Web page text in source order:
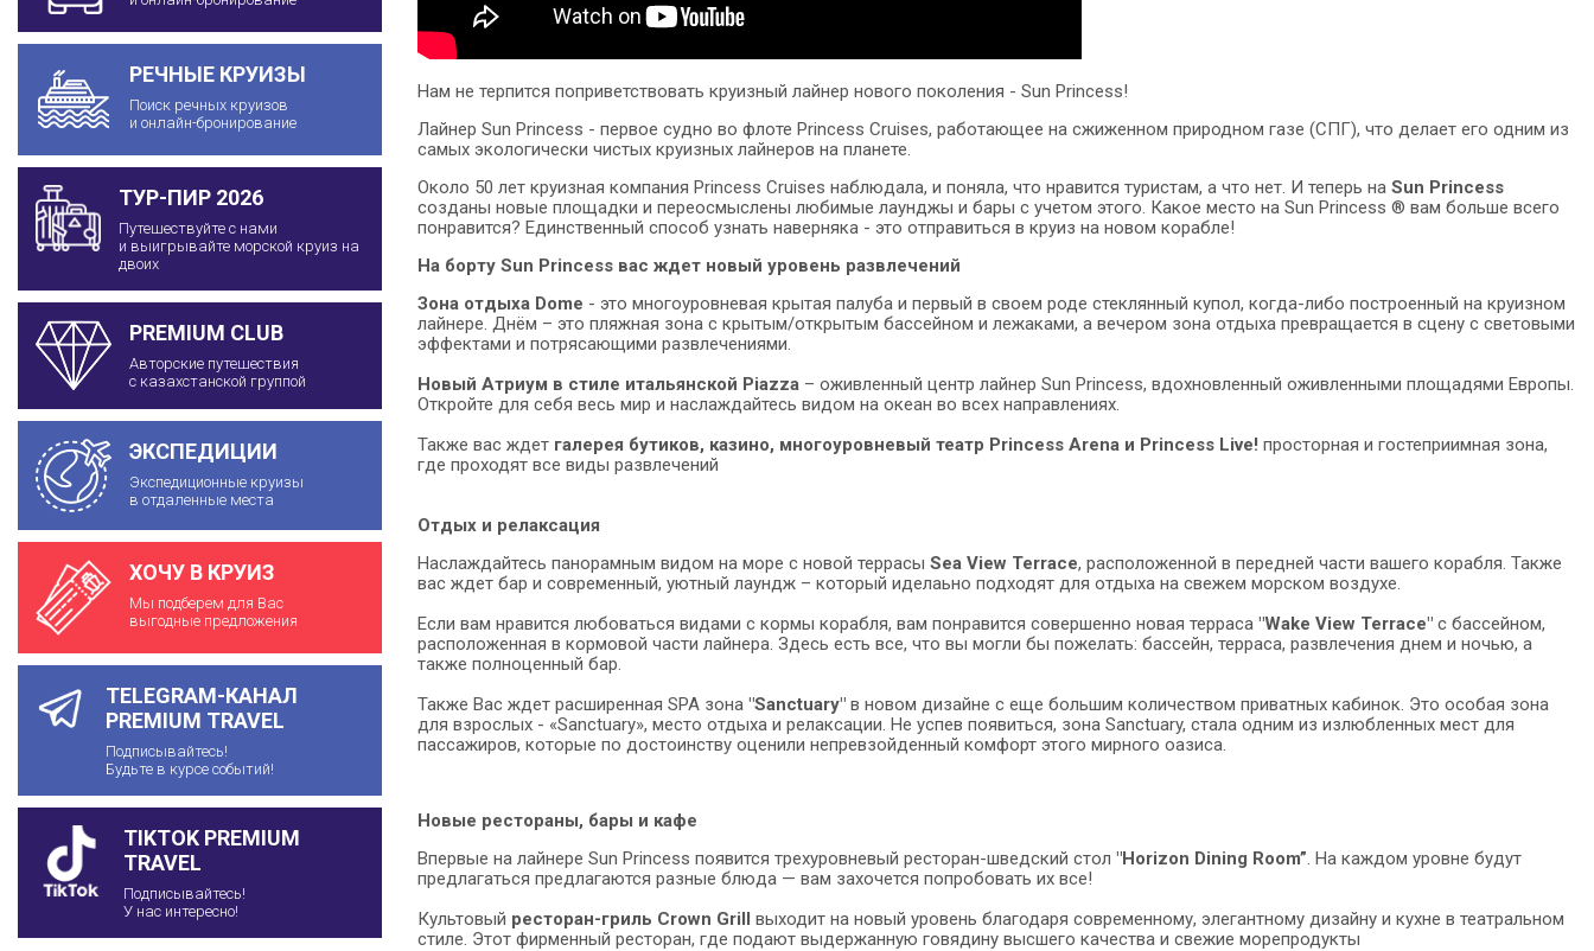
РЕЧНЫЕ КРУИЗЫ
Поиск речных круизов
и онлайн-бронирование
ТУР-ПИР 2026
Путешествуйте с нами
и выигрывайте морской круиз на
двоих
PREMIUM CLUB
Авторские путешествия
с казахстанской группой
ЭКСПЕДИЦИИ
Экспедиционные круизы
в отдаленные места
ХОЧУ В КРУИЗ
Мы подберем для Вас
выгодные предложения
TELEGRAM-КАНАЛ
PREMIUM TRAVEL
Подписывайтесь!
Будьте в курсе событий!
TIKTOK PREMIUM
TRAVEL
Подписывайтесь!
У нас интересно!
Нам не терпится поприветствовать круизный лайнер нового поколения - Sun Princess!
Лайнер Sun Princess - первое судно во флоте Princess Cruises, работающее на сжиженном природном газе (СПГ), что делает его одним из
самых экологически чистых круизных лайнеров на планете.
Около 50 лет круизная компания Princess Cruises наблюдала, и поняла, что нравится туристам, а что нет. И теперь на Sun Princess
созданы новые площадки и переосмыслены любимые лаунджы и бары с учетом этого. Какое место на Sun Princess ® вам больше всего
понравится? Единственный способ узнать наверняка - это отправиться в круиз на новом корабле!
На борту Sun Princess вас ждет новый уровень развлечений
Зона отдыха Dome - это многоуровневая крытая палуба и первый в своем роде стеклянный купол, когда-либо построенный на круизном
лайнере. Днём – это пляжная зона с крытым/открытым бассейном и лежаками, а вечером зона отдыха превращается в сцену с световыми
эффектами и потрясающими развлечениями.
Новый Атриум в стиле итальянской Piazza – оживленный центр лайнер Sun Princess, вдохновленный оживленными площадями Европы.
Откройте для себя весь мир и наслаждайтесь видом на океан во всех направлениях.
Также вас ждет галерея бутиков, казино, многоуровневый театр Princess Arena и Princess Live! просторная и гостеприимная зона,
где проходят все виды развлечений
Отдых и релаксация
Наслаждайтесь панорамным видом на море с новой террасы Sea View Terrace, расположенной в передней части вашего корабля. Также
вас ждет бар и современный, уютный лаундж – который иделаьно подходят для отдыха на свежем морском воздухе.
Если вам нравится любоваться видами с кормы корабля, вам понравится совершенно новая терраса "Wake View Terrace" с бассейном,
расположенная в кормовой части лайнера. Здесь есть все, что вы могли бы пожелать: бассейн, терраса, развлечения днем и ночью, а
также полноценный бар.
Также Вас ждет расширенная SPA зона "Sanctuary" в новом дизайне с еще большим количеством приватных кабинок. Это особая зона
для взрослых - «Sanctuary», место отдыха и релаксации. Не успев появиться, зона Sanctuary, стала одним из излюбленных мест для
пассажиров, которые по достоинству оценили непревзойденный комфорт этого мирного оазиса.
Новые рестораны, бары и кафе
Впервые на лайнере Sun Princess появится трехуровневый ресторан-шведский стол "Horizon Dining Room”. На каждом уровне будут
предлагаться предлагаются разные блюда — вам захочется попробовать их все!
Культовый ресторан-гриль Crown Grill выходит на новый уровень благодаря современному, элегантному дизайну и кухне в театральном
стиле. Этот фирменный ресторан, где подают выдержанную говядину высшего качества и свежие морепродукты